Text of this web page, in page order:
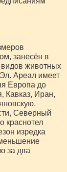
занесён в
видов животных
Ареал имеет
Европа до
Кавказ, Иран,
Северный
краснотел
изредка
за два